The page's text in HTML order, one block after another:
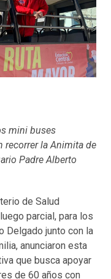
mini buses
recorrer la Animita de
Padre Alberto
de Salud
parcial, para los
Delgado junto con la
anunciaron esta
que busca apoyar
de 60 años con